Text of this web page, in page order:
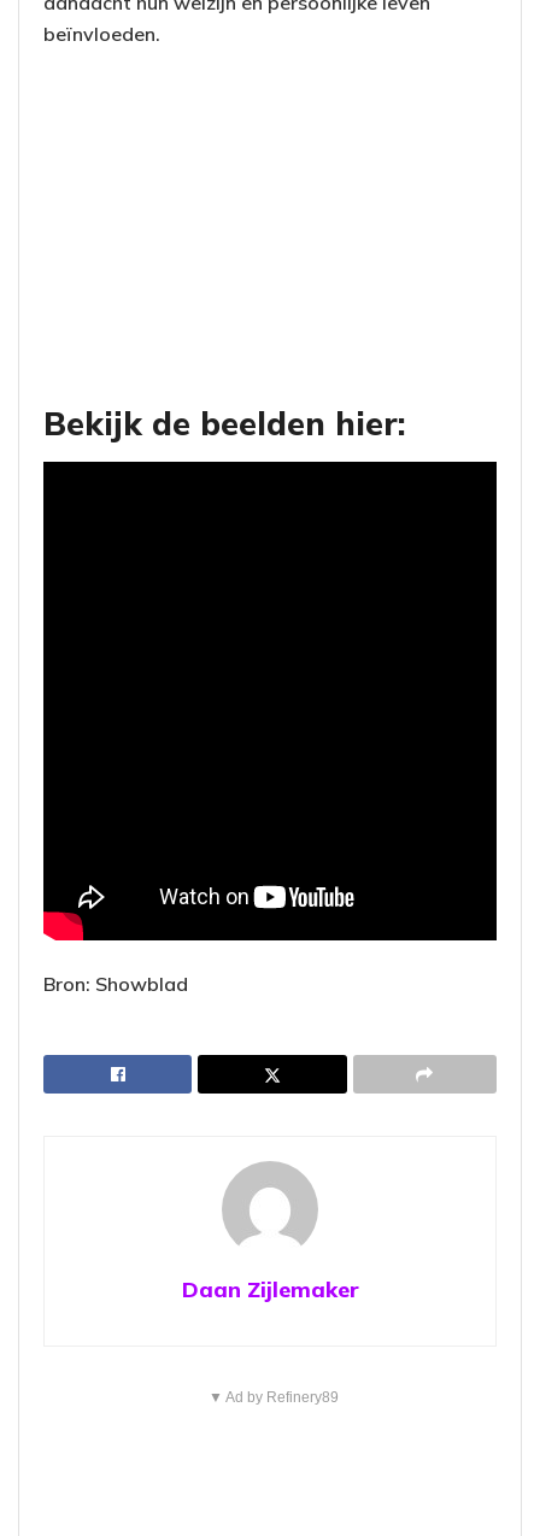
beïnvloeden.
Bekijk de beelden hier:
Bron: Showblad
Daan Zijlemaker
▼ Ad by Refinery89